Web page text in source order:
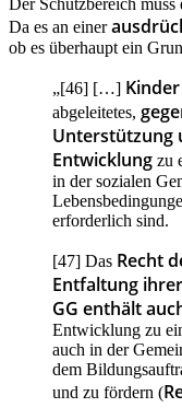
Da es an einer
ob es überhaupt ein
„[46] […] Kinder
abgeleitetes,
Unterstützung
Entwicklung zu
in der sozialen
erforderlich sind.
[47] Das Recht
Entfaltung
GG enthält
Entwicklung zu
auch in der
dem
und zu fördern (